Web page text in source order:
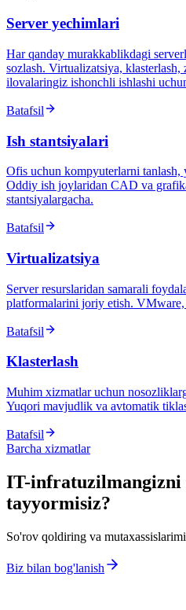
Server yechimlari
Har qanday murakkablikdagi
sozlash. Virtualizatsiya,
ilovalaringiz ishonchli ishlashi
Batafsil
Ish stantsiyalari
Ofis uchun kompyuterlarni tanlash,
Oddiy ish joylaridan CAD va
stantsiyalargacha.
Batafsil
Virtualizatsiya
Server resurslaridan samarali
platformalarini joriy etish.
Batafsil
Klasterlash
Muhim xizmatlar uchun
Yuqori mavjudlik va avtomatik
Batafsil
Barcha xizmatlar
IT-infratuzilmangizni
tayyormisiz?
So'rov qoldiring va
Biz bilan bog'lanish